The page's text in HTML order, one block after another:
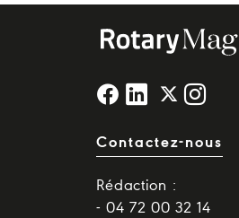
Contactez-nous
Rédaction :
- 04 72 00 32 14